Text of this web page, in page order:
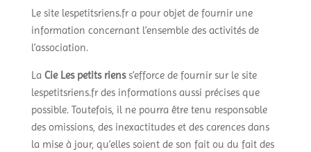
Le site lespetitsriens.fr a pour objet de fournir une
information concernant l’ensemble des activités de
l’association.
La Cie Les petits rienss’efforce de fournir sur le site
lespetitsriens.fr des informations aussi précises que
possible. Toutefois, il ne pourra être tenu responsable
des omissions, des inexactitudes et des carences dans
la mise à jour, qu’elles soient de son fait ou du fait des